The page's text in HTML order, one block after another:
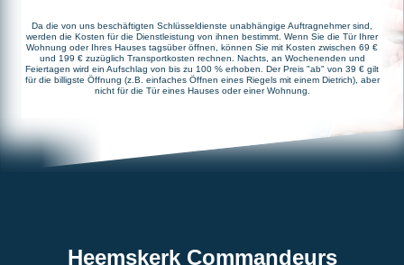
Da die von uns beschäftigten Schlüsseldienste unabhängige Auftragnehmer sind,
werden die Kosten für die Dienstleistung von ihnen bestimmt. Wenn Sie die Tür Ihrer
Wohnung oder Ihres Hauses tagsüber öffnen, können Sie mit Kosten zwischen 69 €
und 199 € zuzüglich Transportkosten rechnen. Nachts, an Wochenenden und
Feiertagen wird ein Aufschlag von bis zu 100 % erhoben. Der Preis "ab" von 39 € gilt
für die billigste Öffnung (z.B. einfaches Öffnen eines Riegels mit einem Dietrich), aber
nicht für die Tür eines Hauses oder einer Wohnung.
Heemskerk Commandeurs